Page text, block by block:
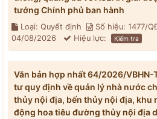
tướng Chính phủ ban hành
Loại: Quyết định Số hiệu: 1477/
04/08/2026
Hiệu lực: Kiểm tra
Văn bản hợp nhất 64/2026/VBHN-
tư quy định về quản lý nhà nước
thủy nội địa, bến thủy nội địa, khu
động hoa tiêu đường thủy nội địa